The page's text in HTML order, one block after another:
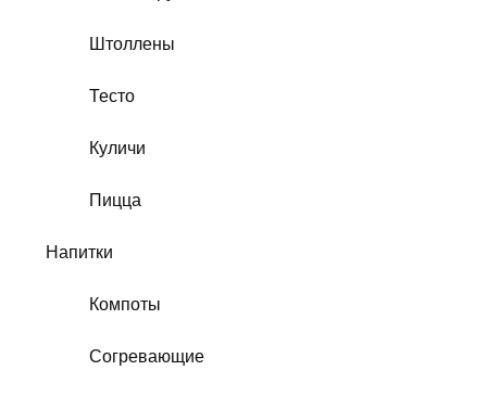
Штоллены
Тесто
Куличи
Пицца
Напитки
Компоты
Согревающие